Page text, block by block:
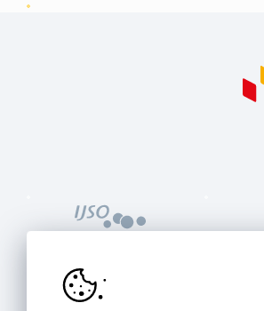
Internationale
JuniorScienceOlympiade